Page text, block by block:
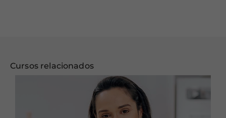
Cursos relacionados